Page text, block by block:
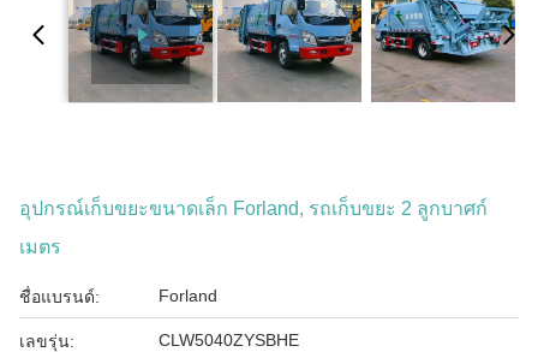
อุปกรณ์เก็บขยะขนาดเล็ก Forland, รถเก็บขยะ 2 ลูกบาศก์
เมตร
ชื่อแบรนด์: Forland
เลขรุ่น: CLW5040ZYSBHE